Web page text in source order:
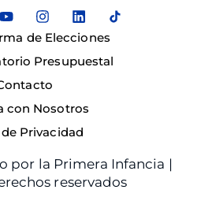
de Elecciones
Presupuestal
con Nosotros
Privacidad
por la Primera Infancia |
reservados